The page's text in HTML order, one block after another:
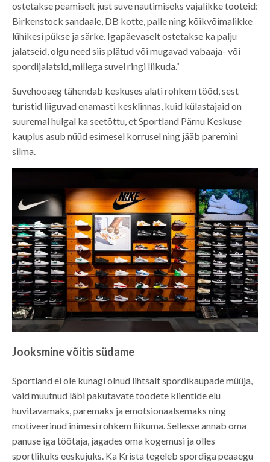
ostetakse peamiselt just suve nautimiseks vajalikke tooteid:
Birkenstock sandaale, DB kotte, palle ning kõikvõimalikke
lühikesi pükse ja särke. Igapäevaselt ostetakse ka palju
jalatseid, olgu need siis plätud või mugavad vabaaja- või
spordijalatsid, millega suvel ringi liikuda.“
Suvehooaeg tähendab keskuses alati rohkem tööd, sest
turistid liiguvad enamasti kesklinnas, kuid külastajaid on
suuremal hulgal ka seetõttu, et Sportland Pärnu Keskuse
kauplus asub nüüd esimesel korrusel ning jääb paremini
silma.
Jooksmine võitis südame
Sportland ei ole kunagi olnud lihtsalt spordikaupade müüja,
vaid muutnud läbi pakutavate toodete klientide elu
huvitavamaks, paremaks ja emotsionaalsemaks ning
motiveerinud inimesi rohkem liikuma. Sellesse annab oma
panuse iga töötaja, jagades oma kogemusi ja olles
sportlikuks eeskujuks. Ka Krista tegeleb spordiga peaaegu